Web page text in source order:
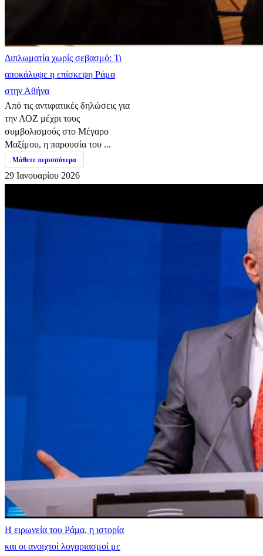
Διπλωματία χωρίς σεβασμό: Τι
αποκάλυψε η επίσκεψη Ράμα
στην Αθήνα
Από τις αντιφατικές δηλώσεις για
την ΑΟΖ μέχρι τους
συμβολισμούς στο Μέγαρο
Μαξίμου, η παρουσία του ...
Μάθετε περισσότερα
29 Ιανουαρίου 2026
Η ειρωνεία του Ράμα, η ιστορία
και οι ανοιχτοί λογαριασμοί με